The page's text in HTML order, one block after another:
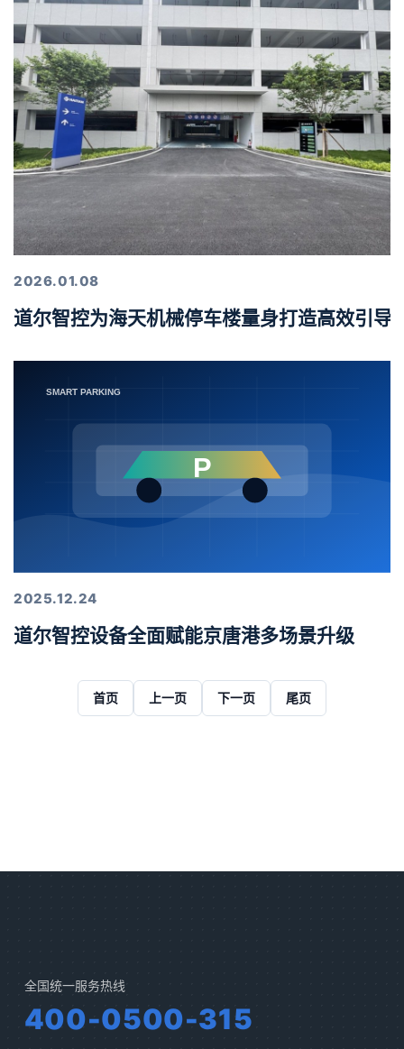
2026.01.08
道尔智控为海天机械停车楼量身打造高效引导
2025.12.24
道尔智控设备全面赋能京唐港多场景升级
首页 上一页 下一页 尾页
全国统一服务热线
400-0500-315